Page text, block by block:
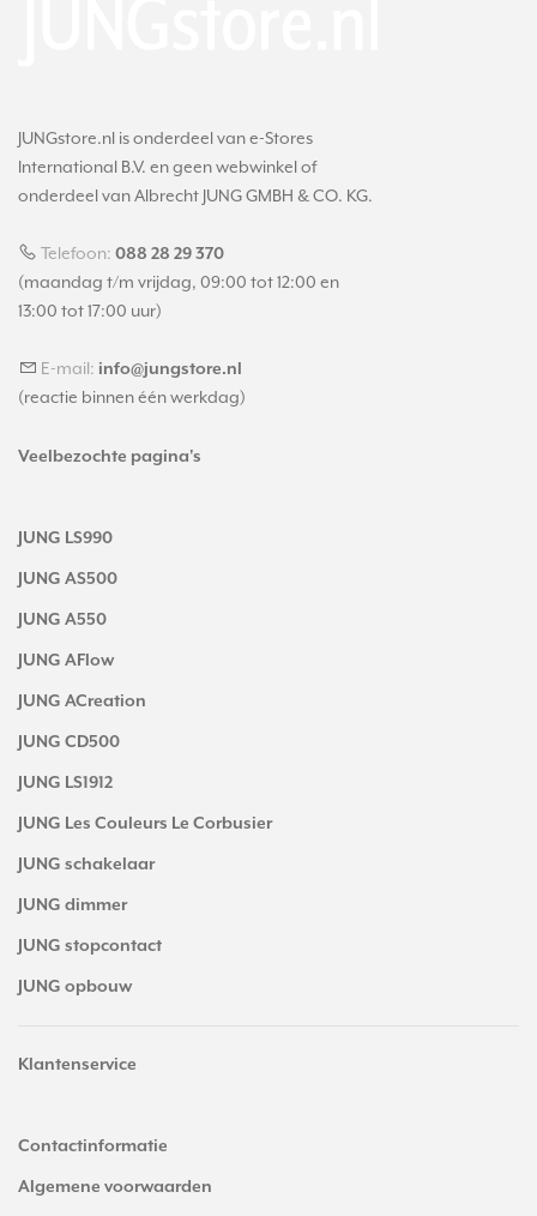
JUNGstore.nl is onderdeel van e-Stores
International B.V. en geen webwinkel of
onderdeel van Albrecht JUNG GMBH & CO. KG.
Telefoon: 088 28 29 370
(maandag t/m vrijdag, 09:00 tot 12:00 en
13:00 tot 17:00 uur)
E-mail: info@jungstore.nl
(reactie binnen één werkdag)
Veelbezochte pagina's
JUNG LS990
JUNG AS500
JUNG A550
JUNG AFlow
JUNG ACreation
JUNG CD500
JUNG LS1912
JUNG Les Couleurs Le Corbusier
JUNG schakelaar
JUNG dimmer
JUNG stopcontact
JUNG opbouw
Klantenservice
Contactinformatie
Algemene voorwaarden